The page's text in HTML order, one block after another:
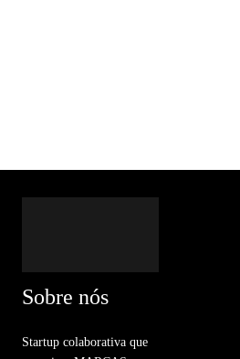
Sobre nós
Startup colaborativa que